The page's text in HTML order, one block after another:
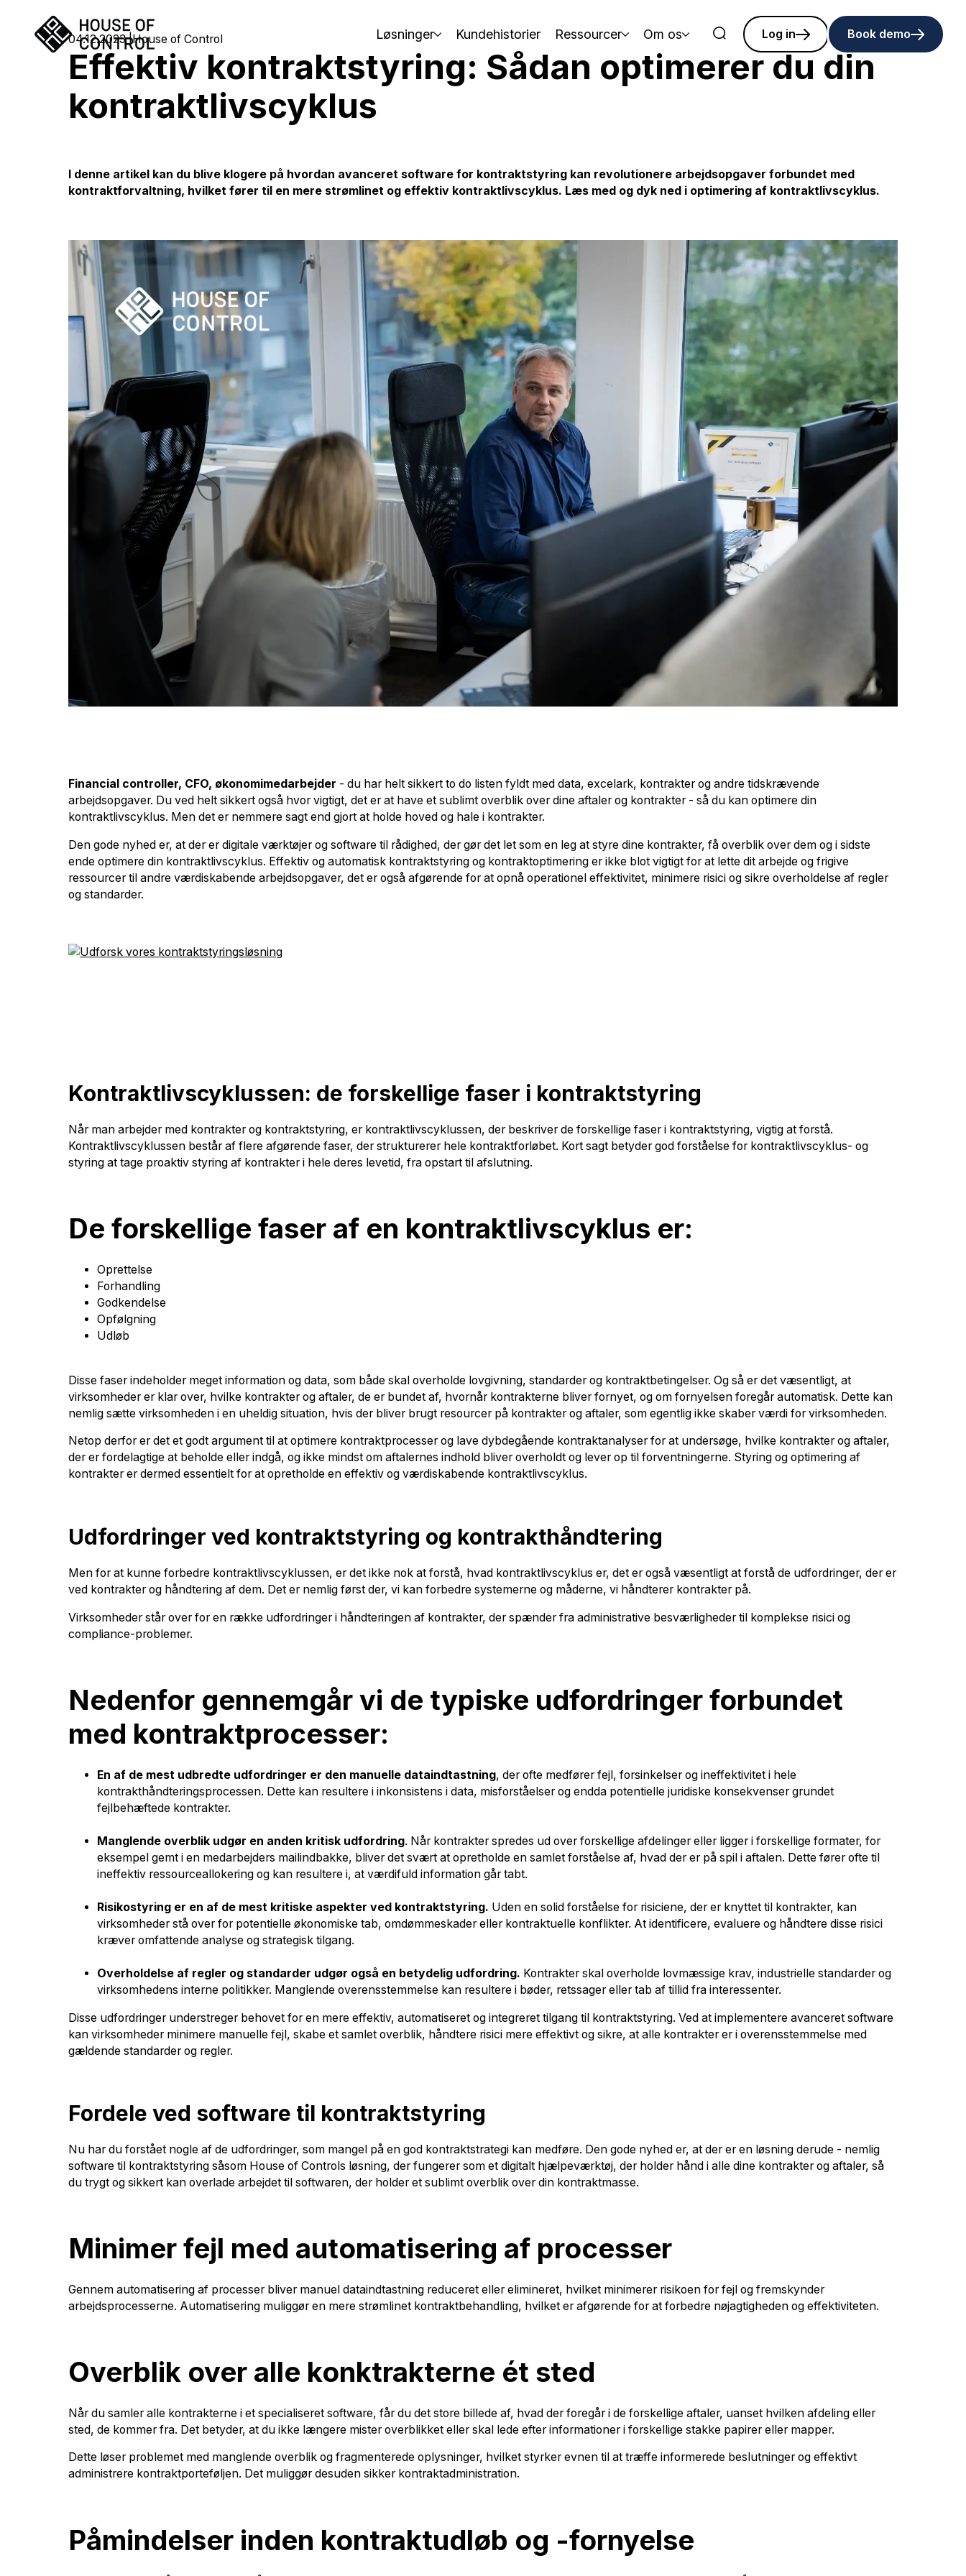
Løsninger Kundehistorier Ressourcer Om os Log in Book demo
04.12.2023 House of Control
Effektiv kontraktstyring: Sådan optimerer du din
kontraktlivscyklus
I denne artikel kan du blive klogere på hvordan avanceret software for kontraktstyring kan revolutionere arbejdsopgaver forbundet med
kontraktforvaltning, hvilket fører til en mere strømlinet og effektiv kontraktlivscyklus. Læs med og dyk ned i optimering af kontraktlivscyklus.
Financial controller, CFO, økonomimedarbejder - du har helt sikkert to do listen fyldt med data, excelark, kontrakter og andre tidskrævende
arbejdsopgaver. Du ved helt sikkert også hvor vigtigt, det er at have et sublimt overblik over dine aftaler og kontrakter - så du kan optimere din
kontraktlivscyklus. Men det er nemmere sagt end gjort at holde hoved og hale i kontrakter.
Den gode nyhed er, at der er digitale værktøjer og software til rådighed, der gør det let som en leg at styre dine kontrakter, få overblik over dem og i sidste
ende optimere din kontraktlivscyklus. Effektiv og automatisk kontraktstyring og kontraktoptimering er ikke blot vigtigt for at lette dit arbejde og frigive
ressourcer til andre værdiskabende arbejdsopgaver, det er også afgørende for at opnå operationel effektivitet, minimere risici og sikre overholdelse af regler
og standarder.
Kontraktlivscyklussen: de forskellige faser i kontraktstyring
Når man arbejder med kontrakter og kontraktstyring, er kontraktlivscyklussen, der beskriver de forskellige faser i kontraktstyring, vigtig at forstå.
Kontraktlivscyklussen består af flere afgørende faser, der strukturerer hele kontraktforløbet. Kort sagt betyder god forståelse for kontraktlivscyklus- og
styring at tage proaktiv styring af kontrakter i hele deres levetid, fra opstart til afslutning.
De forskellige faser af en kontraktlivscyklus er:
Oprettelse
Forhandling
Godkendelse
Opfølgning
Udløb
Disse faser indeholder meget information og data, som både skal overholde lovgivning, standarder og kontraktbetingelser. Og så er det væsentligt, at
virksomheder er klar over, hvilke kontrakter og aftaler, de er bundet af, hvornår kontrakterne bliver fornyet, og om fornyelsen foregår automatisk. Dette kan
nemlig sætte virksomheden i en uheldig situation, hvis der bliver brugt resourcer på kontrakter og aftaler, som egentlig ikke skaber værdi for virksomheden.
Netop derfor er det et godt argument til at optimere kontraktprocesser og lave dybdegående kontraktanalyser for at undersøge, hvilke kontrakter og aftaler,
der er fordelagtige at beholde eller indgå, og ikke mindst om aftalernes indhold bliver overholdt og lever op til forventningerne. Styring og optimering af
kontrakter er dermed essentielt for at opretholde en effektiv og værdiskabende kontraktlivscyklus.
Udfordringer ved kontraktstyring og kontrakthåndtering
Men for at kunne forbedre kontraktlivscyklussen, er det ikke nok at forstå, hvad kontraktlivscyklus er, det er også væsentligt at forstå de udfordringer, der er
ved kontrakter og håndtering af dem. Det er nemlig først der, vi kan forbedre systemerne og måderne, vi håndterer kontrakter på.
Virksomheder står over for en række udfordringer i håndteringen af kontrakter, der spænder fra administrative besværligheder til komplekse risici og
compliance-problemer.
Nedenfor gennemgår vi de typiske udfordringer forbundet
med kontraktprocesser:
En af de mest udbredte udfordringer er den manuelle dataindtastning, der ofte medfører fejl, forsinkelser og ineffektivitet i hele
kontrakthåndteringsprocessen. Dette kan resultere i inkonsistens i data, misforståelser og endda potentielle juridiske konsekvenser grundet
fejlbehæftede kontrakter.
Manglende overblik udgør en anden kritisk udfordring. Når kontrakter spredes ud over forskellige afdelinger eller ligger i forskellige formater, for
eksempel gemt i en medarbejders mailindbakke, bliver det svært at opretholde en samlet forståelse af, hvad der er på spil i aftalen. Dette fører ofte til
ineffektiv ressourceallokering og kan resultere i, at værdifuld information går tabt.
Risikostyring er en af de mest kritiske aspekter ved kontraktstyring. Uden en solid forståelse for risiciene, der er knyttet til kontrakter, kan
virksomheder stå over for potentielle økonomiske tab, omdømmeskader eller kontraktuelle konflikter. At identificere, evaluere og håndtere disse risici
kræver omfattende analyse og strategisk tilgang.
Overholdelse af regler og standarder udgør også en betydelig udfordring. Kontrakter skal overholde lovmæssige krav, industrielle standarder og
virksomhedens interne politikker. Manglende overensstemmelse kan resultere i bøder, retssager eller tab af tillid fra interessenter.
Disse udfordringer understreger behovet for en mere effektiv, automatiseret og integreret tilgang til kontraktstyring. Ved at implementere avanceret software
kan virksomheder minimere manuelle fejl, skabe et samlet overblik, håndtere risici mere effektivt og sikre, at alle kontrakter er i overensstemmelse med
gældende standarder og regler.
Fordele ved software til kontraktstyring
Nu har du forstået nogle af de udfordringer, som mangel på en god kontraktstrategi kan medføre. Den gode nyhed er, at der er en løsning derude - nemlig
software til kontraktstyring såsom House of Controls løsning, der fungerer som et digitalt hjælpeværktøj, der holder hånd i alle dine kontrakter og aftaler, så
du trygt og sikkert kan overlade arbejdet til softwaren, der holder et sublimt overblik over din kontraktmasse.
Minimer fejl med automatisering af processer
Gennem automatisering af processer bliver manuel dataindtastning reduceret eller elimineret, hvilket minimerer risikoen for fejl og fremskynder
arbejdsprocesserne. Automatisering muliggør en mere strømlinet kontraktbehandling, hvilket er afgørende for at forbedre nøjagtigheden og effektiviteten.
Overblik over alle konktrakterne ét sted
Når du samler alle kontrakterne i et specialiseret software, får du det store billede af, hvad der foregår i de forskellige aftaler, uanset hvilken afdeling eller
sted, de kommer fra. Det betyder, at du ikke længere mister overblikket eller skal lede efter informationer i forskellige stakke papirer eller mapper.
Dette løser problemet med manglende overblik og fragmenterede oplysninger, hvilket styrker evnen til at træffe informerede beslutninger og effektivt
administrere kontraktporteføljen. Det muliggør desuden sikker kontraktadministration.
Påmindelser inden kontraktudløb og -fornyelse